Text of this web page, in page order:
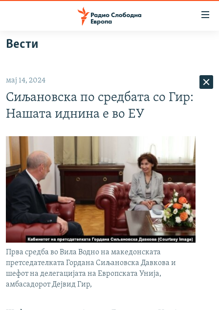
Оди
на
главната
навигација
на
пребарување
ВИЗУЕЛНО
ШТО ТРЕБА ДА ЗНАЕТЕ
ПОДКАСТ ЗОШТО?
СЛЕДЕТЕ НЕ
РСЕ веб страници
Вести
мај 14, 2024
Сиљановска по средбата со Гир:
Нашата иднина е во ЕУ
Прва средба во Вила Водно на македонската
претседателката Гордана Сиљановска Давкова и
шефот на делегацијата на Европската Унија,
амбасадорот Дејвид Гир,